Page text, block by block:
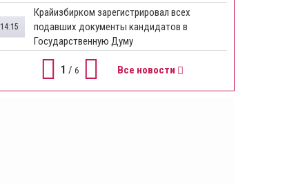
Крайизбирком зарегистрировал всех
подавших документы кандидатов в
Государственную Думу
14:15
1 / 6 Все новости